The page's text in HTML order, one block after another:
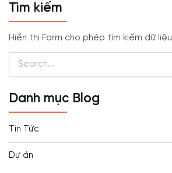
Tìm kiếm
Hiển thị Form cho phép tìm kiếm dữ liệu
Danh mục Blog
Tin Tức
Dự án